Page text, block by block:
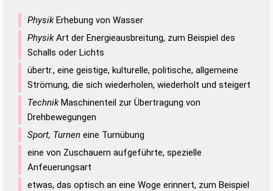
PhysikErhebung von Wasser
PhysikArt der Energieausbreitung, zum Beispiel des
Schalls oder Lichts
übertr., eine geistige, kulturelle, politische, allgemeine
Strömung, die sich wiederholen, wiederholt und steigert
TechnikMaschinenteil zur Übertragung von
Drehbewegungen
Sport, Turnen eine Turnübung
eine von Zuschauern aufgeführte, spezielle
Anfeuerungsart
etwas, das optisch an eine Woge erinnert, zum Beispiel